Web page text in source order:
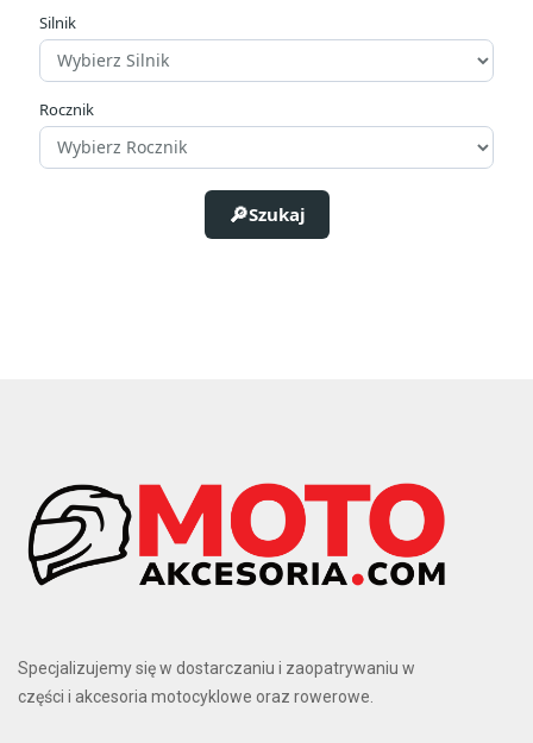
Producenci
Materiał wykonania
Aluminium
2
Pojemność
0,6 L
1 L
2
Silnik
Rocznik
Szukaj
Specjalizujemy się w dostarczaniu i zaopatrywaniu w
części i akcesoria motocyklowe oraz rowerowe.